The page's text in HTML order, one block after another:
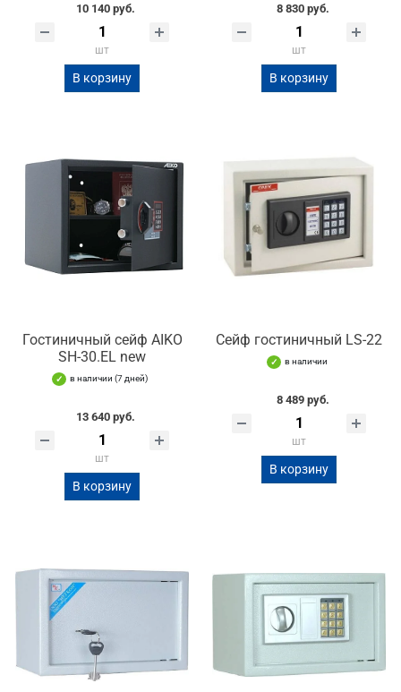
10 140 руб.
шт
В корзину
8 830 руб.
шт
В корзину
Гостиничный сейф AIKO
SH-30.EL new
в наличии (7 дней)
13 640 руб.
шт
В корзину
Сейф гостиничный LS-22
в наличии
8 489 руб.
шт
В корзину